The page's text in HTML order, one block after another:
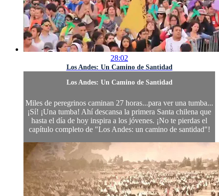
28:02
Los Andes: Un Camino de Santidad
Los Andes: Un Camino de Santidad
Miles de peregrinos caminan 27 horas...para ver una tumba...
¡Sí! ¡Una tumba! Ahí descansa la primera Santa chilena que
hasta el día de hoy inspira a los jóvenes. ¡No te pierdas el
capítulo completo de "Los Andes: un camino de santidad"!